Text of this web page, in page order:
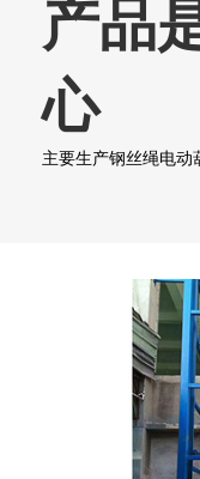
产品
心
主要生产钢丝绳电动